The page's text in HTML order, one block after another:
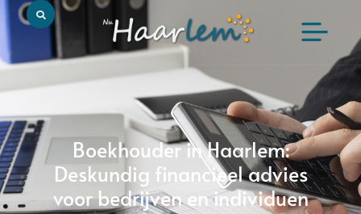
Boekhouder in Haarlem:
Deskundig financieel advies
voor bedrijven en individuen